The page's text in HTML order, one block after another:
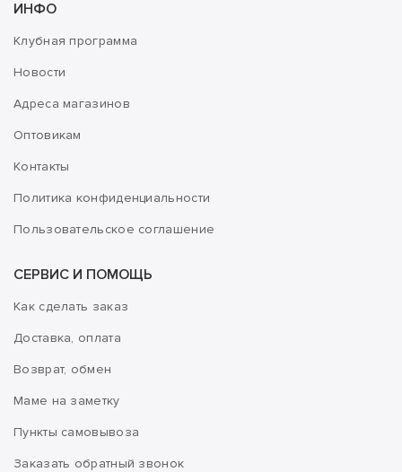
ИНФО
Клубная программа
Новости
Адреса магазинов
Оптовикам
Контакты
Политика конфиденциальности
Пользовательское соглашение
СЕРВИС И ПОМОЩЬ
Как сделать заказ
Доставка, оплата
Возврат, обмен
Маме на заметку
Пункты самовывоза
Заказать обратный звонок